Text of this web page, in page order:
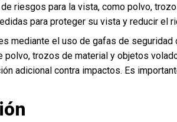
riesgos para la vista, como polvo,
para proteger su vista y reducir el
mediante el uso de gafas de
trozos de material y objetos
adicional contra impactos. Es